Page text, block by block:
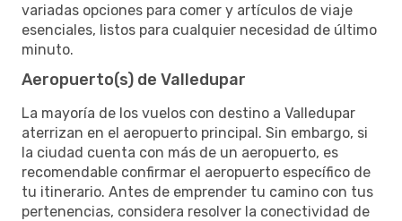
variadas opciones para comer y artículos de viaje
esenciales, listos para cualquier necesidad de último
minuto.
Aeropuerto(s) de Valledupar
La mayoría de los vuelos con destino a Valledupar
aterrizan en el aeropuerto principal. Sin embargo, si
la ciudad cuenta con más de un aeropuerto, es
recomendable confirmar el aeropuerto específico de
tu itinerario. Antes de emprender tu camino con tus
pertenencias, considera resolver la conectividad de